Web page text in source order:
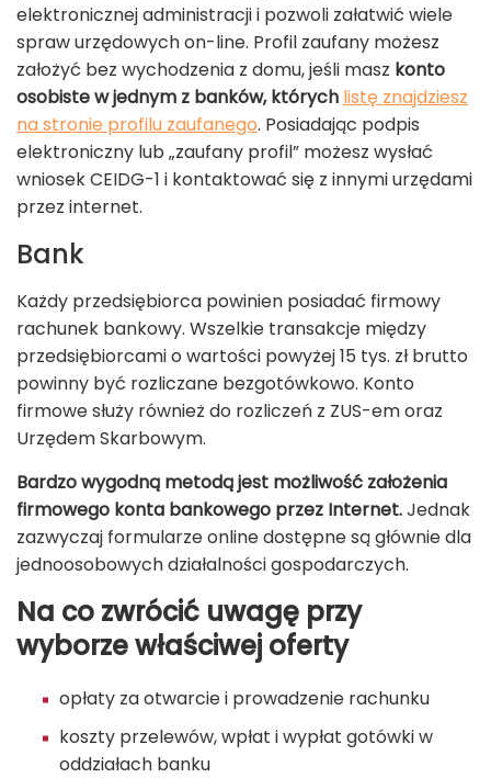
elektronicznej administracji i pozwoli załatwić wiele
spraw urzędowych on-line. Profil zaufany możesz
założyć bez wychodzenia z domu, jeśli masz konto
osobiste w jednym z banków, których listę znajdziesz
na stronie profilu zaufanego. Posiadając podpis
elektroniczny lub „zaufany profil” możesz wysłać
wniosek CEIDG-1 i kontaktować się z innymi urzędami
przez internet.
Bank
Każdy przedsiębiorca powinien posiadać firmowy
rachunek bankowy. Wszelkie transakcje między
przedsiębiorcami o wartości powyżej 15 tys. zł brutto
powinny być rozliczane bezgotówkowo. Konto
firmowe służy również do rozliczeń z ZUS-em oraz
Urzędem Skarbowym.
Bardzo wygodną metodą jest możliwość założenia
firmowego konta bankowego przez Internet.Jednak
zazwyczaj formularze online dostępne są głównie dla
jednoosobowych działalności gospodarczych.
Na co zwrócić uwagę przy
wyborze właściwej oferty
opłaty za otwarcie i prowadzenie rachunku
koszty przelewów, wpłat i wypłat gotówki w
oddziałach banku